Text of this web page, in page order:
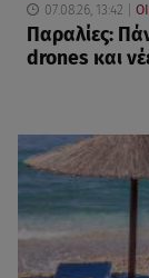
07.08.26, 13:42
Παραλίες:
drones και